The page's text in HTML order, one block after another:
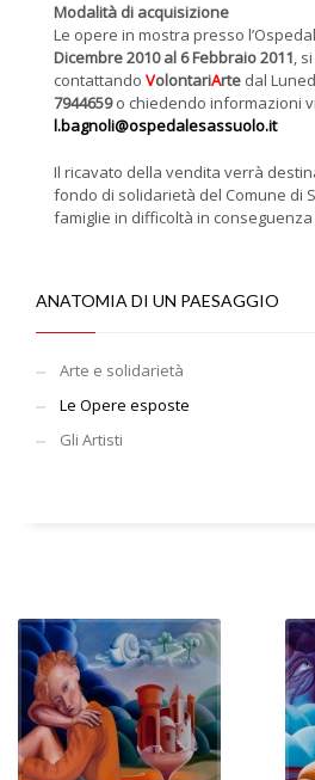
Modalità di acquisizione
Le opere in mostra presso
Dicembre 2010 al 6 Febbraio 2011,
contattando VolontariArte dal
7944659o chiedendo informazioni
l.bagnoli@ospedalesassuolo.it
Il ricavato della vendita verrà
fondo di solidarietà del Comune di
famiglie in difficoltà in
ANATOMIA DI UN PAESAGGIO
Arte e solidarietà
Le Opere esposte
Gli Artisti